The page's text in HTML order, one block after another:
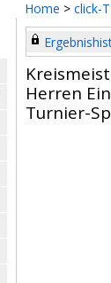
Home > click-
Herren
Turnier-